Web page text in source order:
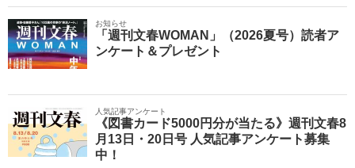
お知らせ
「週刊文春WOMAN」（2026夏号）読者ア
ンケート＆プレゼント
人気記事アンケート
《図書カード5000円分が当たる》週刊文春8
月13日・20日号 人気記事アンケート募集
中！